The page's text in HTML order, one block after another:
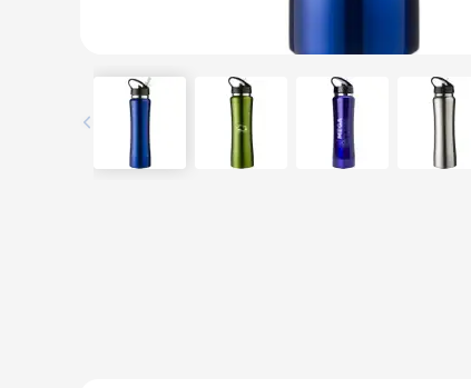
View larger imageView larger imageView larger image